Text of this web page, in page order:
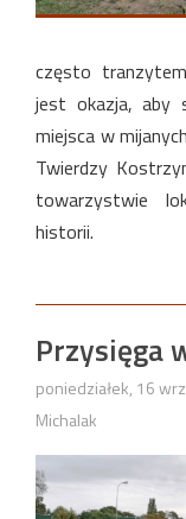
często
jest okazja, aby
miejsca w
Twierdzy
towarzystwie
historii.
Przysięga
poniedziałek, 16
Michalak